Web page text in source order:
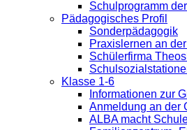
Schulprogramm
Pädagogisches Profil
Sonderpädagogik
Praxislernen an
Schülerfirma
Klasse 1-6
Informationen zur
Anmeldung an der
ALBA macht